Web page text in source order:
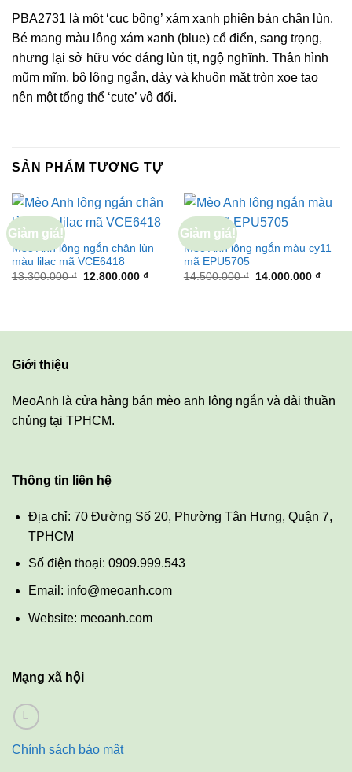
PBA2731 là một ‘cục bông’ xám xanh phiên bản chân lùn.
Bé mang màu lông xám xanh (blue) cổ điển, sang trọng,
nhưng lại sở hữu vóc dáng lùn tịt, ngộ nghĩnh. Thân hình
mũm mĩm, bộ lông ngắn, dày và khuôn mặt tròn xoe tạo
nên một tổng thể ‘cute’ vô đối.
SẢN PHẨM TƯƠNG TỰ
Giảm giá!
Mèo Anh lông ngắn chân lùn
màu lilac mã VCE6418
13.300.000₫
Giá
12.800.000 ₫Giá
Giảm giá!
Mèo Anh lông ngắn màu cy11
mã EPU5705
14.500.000₫
Giá
14.000.000 ₫Giá
Giới thiệu
MeoAnh là cửa hàng bán mèo anh lông ngắn và dài thuần
chủng tại TPHCM.
Thông tin liên hệ
Địa chỉ: 70 Đường Số 20, Phường Tân Hưng, Quận 7,
TPHCM
Số điện thoại: 0909.999.543
Email: info@meoanh.com
Website: meoanh.com
Mạng xã hội
Chính sách bảo mật